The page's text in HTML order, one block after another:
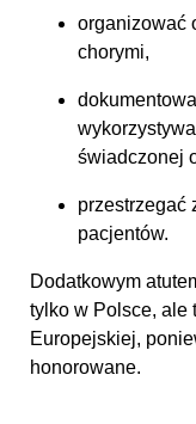
organizować
chorymi,
świadczonej
przestrzegać
pacjentów.
Dodatkowym
tylko w Polsce, ale
Europejskiej,
honorowane.